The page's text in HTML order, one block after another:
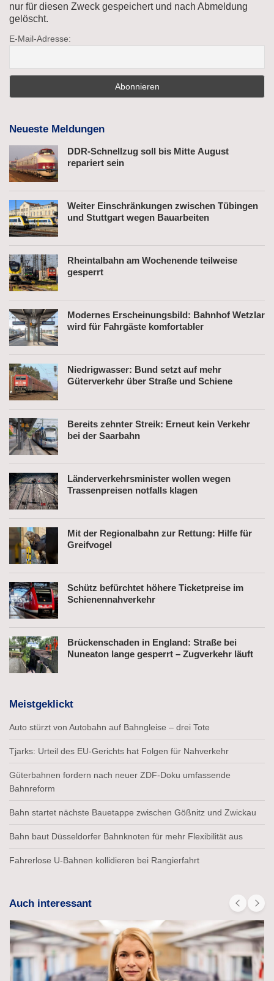
nur für diesen Zweck gespeichert und nach Abmeldung
gelöscht.
E-Mail-Adresse:
Neueste Meldungen
DDR-Schnellzug soll bis Mitte August
repariert sein
Weiter Einschränkungen zwischen Tübingen
und Stuttgart wegen Bauarbeiten
Rheintalbahn am Wochenende teilweise
gesperrt
Modernes Erscheinungsbild: Bahnhof Wetzlar
wird für Fahrgäste komfortabler
Niedrigwasser: Bund setzt auf mehr
Güterverkehr über Straße und Schiene
Bereits zehnter Streik: Erneut kein Verkehr
bei der Saarbahn
Länderverkehrsminister wollen wegen
Trassenpreisen notfalls klagen
Mit der Regionalbahn zur Rettung: Hilfe für
Greifvogel
Schütz befürchtet höhere Ticketpreise im
Schienennahverkehr
Brückenschaden in England: Straße bei
Nuneaton lange gesperrt – Zugverkehr läuft
Meistgeklickt
Auto stürzt von Autobahn auf Bahngleise – drei Tote
Tjarks: Urteil des EU-Gerichts hat Folgen für Nahverkehr
Güterbahnen fordern nach neuer ZDF-Doku umfassende
Bahnreform
Bahn startet nächste Bauetappe zwischen Gößnitz und Zwickau
Bahn baut Düsseldorfer Bahnknoten für mehr Flexibilität aus
Fahrerlose U-Bahnen kollidieren bei Rangierfahrt
Auch interessant